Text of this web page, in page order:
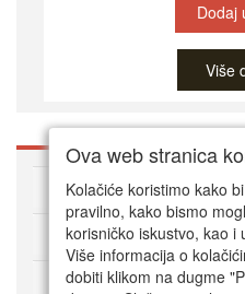
Dodaj
Više
O DVD Zoni
Kako kupovati online
Korisnički servis
Ova web stranica
Kolačiće koristimo kako
pravilno, kako bismo
korisničko iskustvo, kao i
Više informacija o
dobiti klikom na dugme